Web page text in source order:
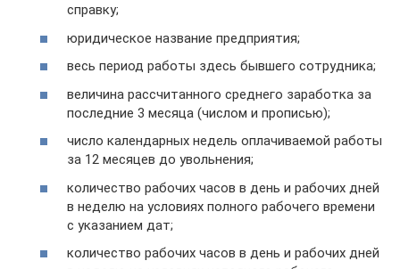
справку;
юридическое название предприятия;
весь период работы здесь бывшего сотрудника;
величина рассчитанного среднего заработка за
последние 3 месяца (числом и прописью);
число календарных недель оплачиваемой работы
за 12 месяцев до увольнения;
количество рабочих часов в день и рабочих дней
в неделю на условиях полного рабочего времени
с указанием дат;
количество рабочих часов в день и рабочих дней